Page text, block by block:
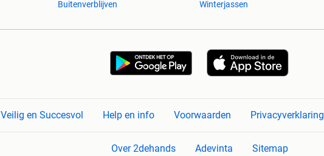
Buitenverblijven
Winterjassen
Veilig en Succesvol Help en info Voorwaarden Privacyverklaring
Over 2dehands Adevinta Sitemap